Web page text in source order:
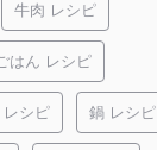
牛肉 レシピ
はん レシピ
レシピ 鍋 レシピ